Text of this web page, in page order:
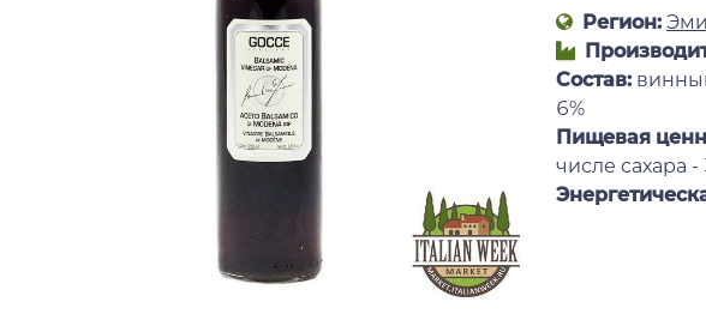
Регион:
Состав:
6%
Пищевая
числе сахара -